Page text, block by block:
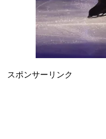
スポンサーリンク